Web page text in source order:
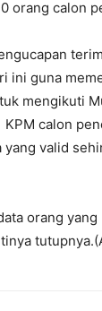
orang calon
ini guna
mengikuti
calon
valid
orang